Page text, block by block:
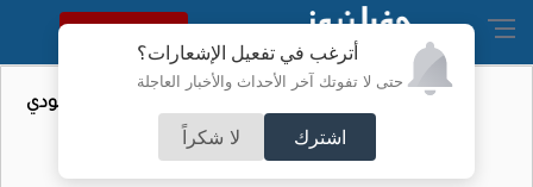
أترغب في تفعيل الإشعارات؟
حتى لا تفوتك آخر الأحداث والأخبار العاجلة
اشترك لا شكراً
النسخة الكاملة
واردات الولايات المتحدة من النفط السعودي
تهبط إلى الصفر